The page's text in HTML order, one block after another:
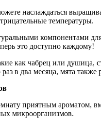
наслаждаться
температуры.
компонентами
это доступно каждому!
как чабрец или душица,
в два месяца, мята
приятным ароматом,
микроорганизмов.